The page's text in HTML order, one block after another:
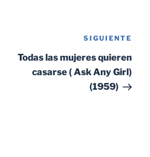
SIGUIENTE
Todas las mujeres quieren
casarse ( Ask Any Girl)
(1959)